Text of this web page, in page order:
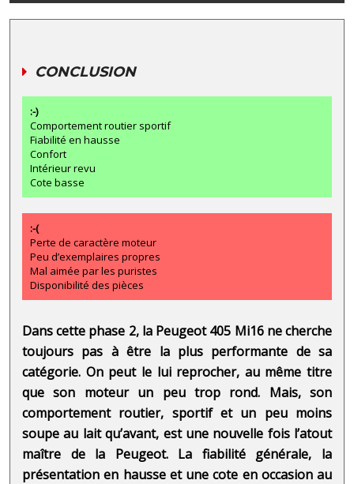
CONCLUSION
:-)
Comportement routier sportif
Fiabilité en hausse
Confort
Intérieur revu
Cote basse
:-(
Perte de caractère moteur
Peu d’exemplaires propres
Mal aimée par les puristes
Disponibilité des pièces
Dans cette phase 2, la Peugeot 405 Mi16 ne cherche
toujours pas à être la plus performante de sa
catégorie. On peut le lui reprocher, au même titre
que son moteur un peu trop rond. Mais, son
comportement routier, sportif et un peu moins
soupe au lait qu’avant, est une nouvelle fois l’atout
maître de la Peugeot. La fiabilité générale, la
présentation en hausse et une cote en occasion au